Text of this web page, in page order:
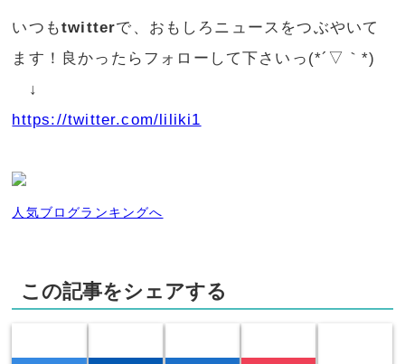
いつもtwitterで、おもしろニュースをつぶやいて
ます！良かったらフォローして下さいっ(*´▽｀*)
↓
https://twitter.com/liliki1
人気ブログランキングへ
この記事をシェアする